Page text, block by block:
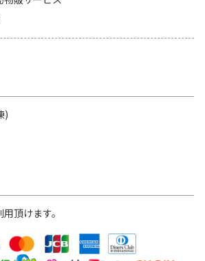
)
頂けます。